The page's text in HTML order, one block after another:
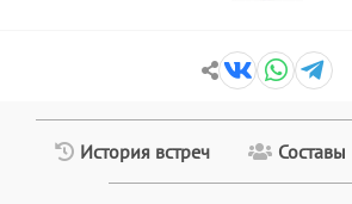
История встреч Составы